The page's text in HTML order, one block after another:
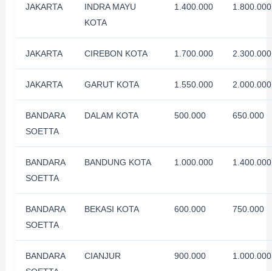
JAKARTA
INDRA MAYU
KOTA
1.400.000 1.800.000
JAKARTA CIREBON KOTA 1.700.000 2.300.000
JAKARTA GARUT KOTA 1.550.000 2.000.000
BANDARA
SOETTA
DALAM KOTA 500.000 650.000
BANDARA
SOETTA
BANDUNG KOTA 1.000.000 1.400.000
BANDARA
SOETTA
BEKASI KOTA 600.000 750.000
BANDARA
CIANJUR 900.000 1.000.000